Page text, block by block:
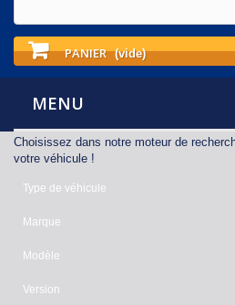
PANIER (vide)
MENU
Choisissez dans notre moteur de
votre véhicule !
Type de véhicule
Marque
Modèle
Version